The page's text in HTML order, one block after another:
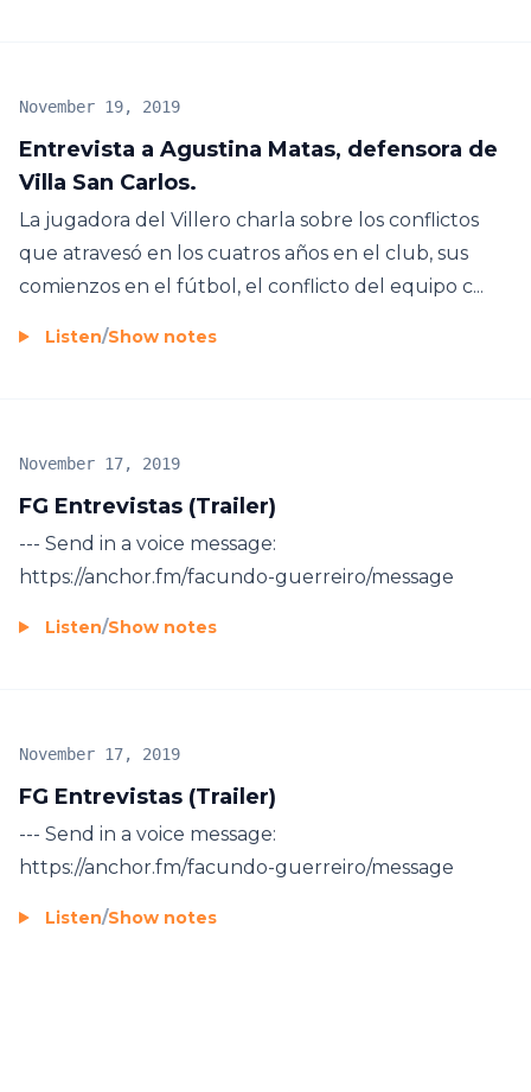
Entrevista a Agustina Matas, defensora de
Villa San Carlos.
November 19, 2019
La jugadora del Villero charla sobre los conflictos
que atravesó en los cuatros años en el club, sus
comienzos en el fútbol, el conflicto del equipo c...
Listen/Show notes
FG Entrevistas (Trailer)
November 17, 2019
--- Send in a voice message:
https://anchor.fm/facundo-guerreiro/message
Listen/Show notes
FG Entrevistas (Trailer)
November 17, 2019
--- Send in a voice message:
https://anchor.fm/facundo-guerreiro/message
Listen/Show notes